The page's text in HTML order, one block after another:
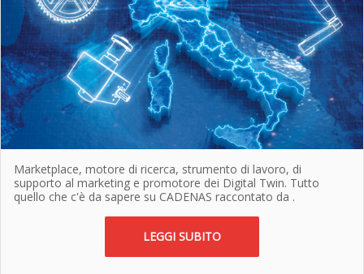
Marketplace, motore di ricerca, strumento di lavoro, di
supporto al marketing e promotore dei Digital Twin. Tutto
quello che c'è da sapere su CADENAS raccontato da .
LEGGI SUBITO